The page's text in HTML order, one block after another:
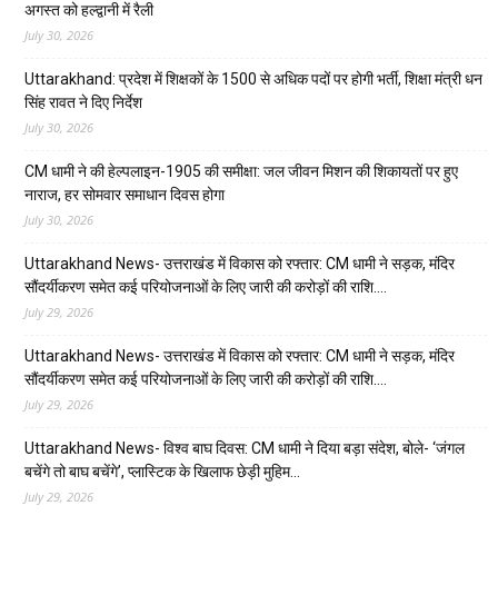
अगस्त को हल्द्वानी में रैली
July 30, 2026
Uttarakhand: प्रदेश में शिक्षकों के 1500 से अधिक पदों पर होगी भर्ती, शिक्षा मंत्री धन
सिंह रावत ने दिए निर्देश
July 30, 2026
CM धामी ने की हेल्पलाइन-1905 की समीक्षा: जल जीवन मिशन की शिकायतों पर हुए
नाराज, हर सोमवार समाधान दिवस होगा
July 30, 2026
Uttarakhand News- उत्तराखंड में विकास को रफ्तार: CM धामी ने सड़क, मंदिर
सौंदर्यीकरण समेत कई परियोजनाओं के लिए जारी की करोड़ों की राशि….
July 29, 2026
Uttarakhand News- उत्तराखंड में विकास को रफ्तार: CM धामी ने सड़क, मंदिर
सौंदर्यीकरण समेत कई परियोजनाओं के लिए जारी की करोड़ों की राशि….
July 29, 2026
Uttarakhand News- विश्व बाघ दिवस: CM धामी ने दिया बड़ा संदेश, बोले- ‘जंगल
बचेंगे तो बाघ बचेंगे’, प्लास्टिक के खिलाफ छेड़ी मुहिम…
July 29, 2026